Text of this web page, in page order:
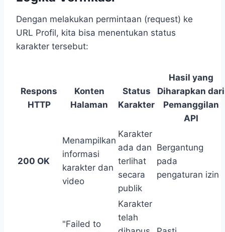
Dengan melakukan permintaan (request) ke
URL Profil, kita bisa menentukan status
karakter tersebut:
Respons
HTTP
Konten
Halaman
Status
Karakter
Hasil yang
Diharapkan dari
Pemanggilan
API
200 OK
Menampilkan
informasi
karakter dan
video
Karakter
ada dan
terlihat
secara
publik
Bergantung
pada
pengaturan izin
"Failed to
Karakter
telah